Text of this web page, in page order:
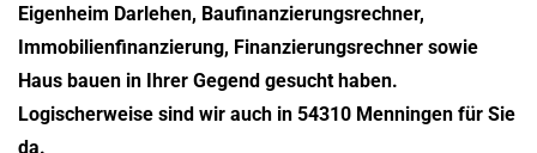
Eigenheim Darlehen, Baufinanzierungsrechner,
Immobilienfinanzierung, Finanzierungsrechner sowie
Haus bauen in Ihrer Gegend gesucht haben.
Logischerweise sind wir auch in 54310 Menningen für Sie
da.